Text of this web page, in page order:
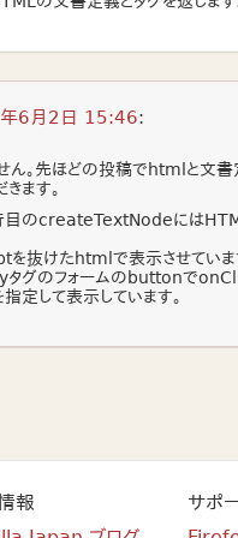
6月2日 15:46:
ん。先ほどの投稿でhtmlと文
ます。
目のcreateTextNodeには
抜けたhtmlで表示させていま
グのフォームのbuttonで
定して表示しています。
報
サポ